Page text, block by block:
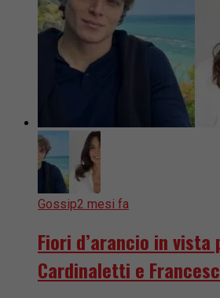
Gossip2 mesi fa
Fiori d’arancio in vista
Cardinaletti e